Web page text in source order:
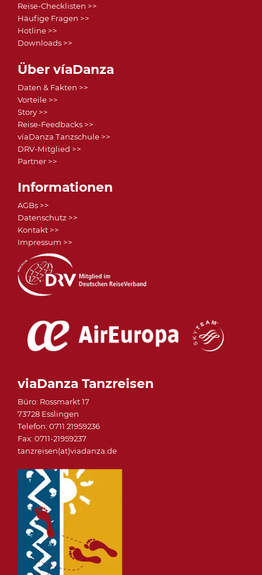
Reise-Checklisten >>
Häufige Fragen >>
Hotline >>
Downloads >>
Über víaDanza
Daten & Fakten >>
Vorteile >>
Story >>
Reise-Feedbacks >>
víaDanza Tanzschule >>
DRV-Mitglied >>
Partner >>
Informationen
AGBs >>
Datenschutz >>
Kontakt >>
Impressum >>
viaDanza Tanzreisen
Büro: Rossmarkt 17
73728 Esslingen
Telefon: 0711 21959236
Fax: 0711-21959237
tanzreisen(at)viadanza.de